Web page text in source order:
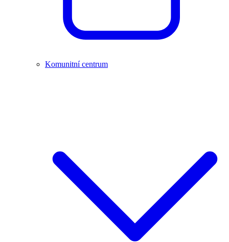
Komunitní centrum